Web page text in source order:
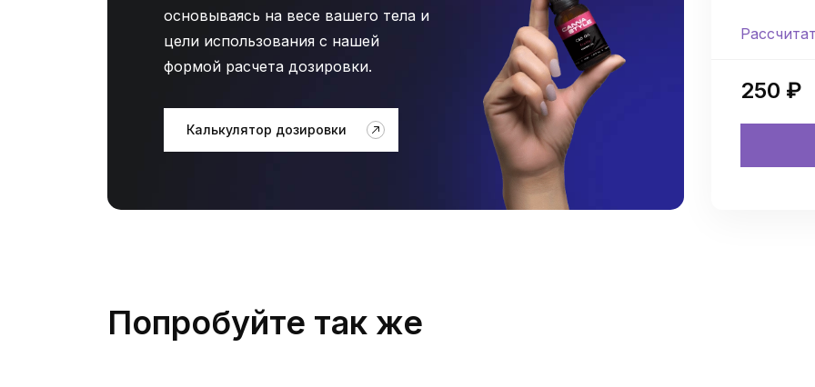
250 ₽
основываясь на весе вашего тела и
цели использования с нашей
формой расчета дозировки.
Калькулятор дозировки
Попробуйте так же